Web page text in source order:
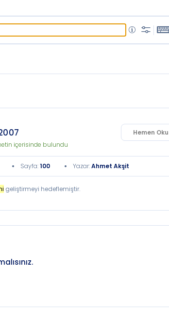
Hemen Oku
içerisinde bulundu
Sayfa:100 Yazar:Ahmet Akşit
geliştirmeyi hedeflemiştir.